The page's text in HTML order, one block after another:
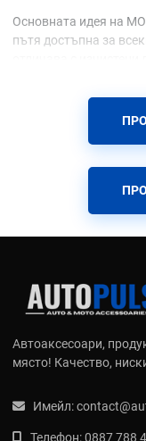
Основната идея на
пътя достъпна за
Иновации и
Въпреки бюджетния
защитни и
MexDura® и
лятото
CE
за крайници
Reissa®
лоши
Автоаксесоари,
място! Качество,
Имейл:
Телефон:0887 788